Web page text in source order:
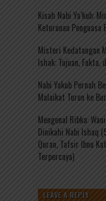
Kisah Nabi Ya’kub:
Keturunan Penguasa
Misteri Kedatangan
Ishak: Tujuan, Fakta,
Nabi Yakub Pernah
Malaikat Turun ke
Mengenal Ribka:
Dinikahi Nabi Ishaq
Quran, Tafsir Ibnu
Terpercaya)
LEAVE A REPLY